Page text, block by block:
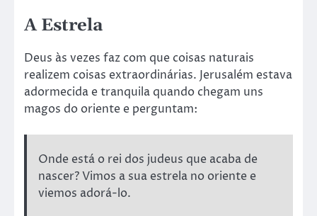
A Estrela
Deus às vezes faz com que coisas naturais
realizem coisas extraordinárias. Jerusalém estava
adormecida e tranquila quando chegam uns
magos do oriente e perguntam:
Onde está o rei dos judeus que acaba de
nascer? Vimos a sua estrela no oriente e
viemos adorá-lo.